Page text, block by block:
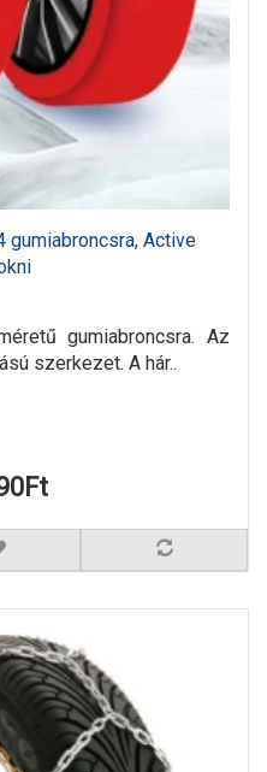
gumiabroncsra, Active
gumiabroncsra. Az
szerkezet. A hár..